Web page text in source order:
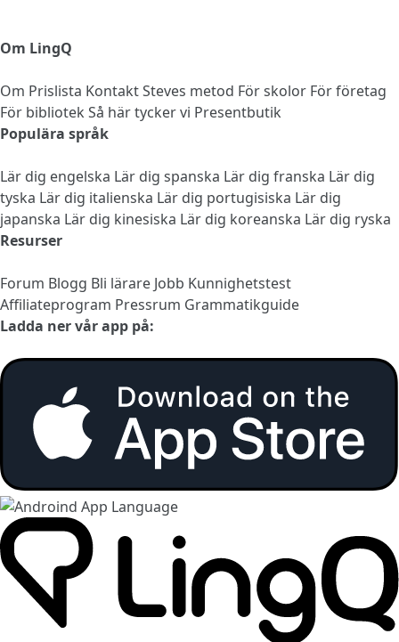
Om LingQ
Om Prislista KontaktSteves metod För skolor För företag
För bibliotek Så här tycker vi Presentbutik
Populära språk
Lär dig engelska Lär dig spanska Lär dig franska Lär dig
tyska Lär dig italienska Lär dig portugisiska Lär dig
japanska Lär dig kinesiska Lär dig koreanska Lär dig ryska
Resurser
Forum Blogg Bli lärare Jobb Kunnighetstest
Affiliateprogram Pressrum Grammatikguide
Ladda ner vår app på: